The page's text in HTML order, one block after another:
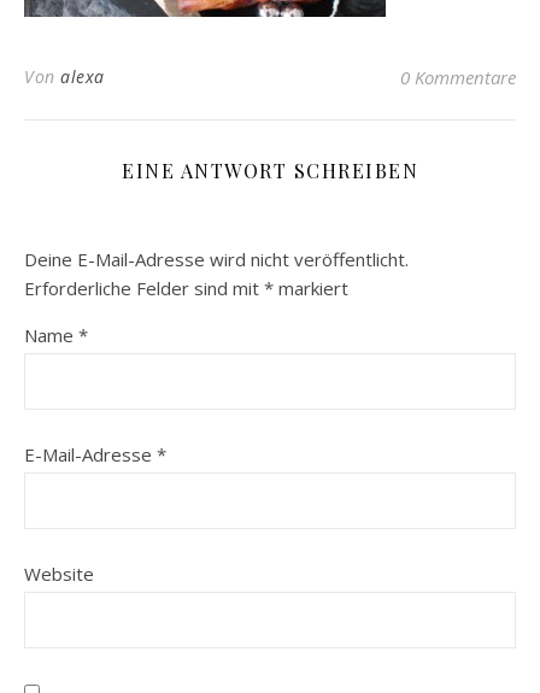
Von alexa 0 Kommentare
EINE ANTWORT SCHREIBEN
Deine E-Mail-Adresse wird nicht veröffentlicht.
Erforderliche Felder sind mit * markiert
Name *
E-Mail-Adresse *
Website